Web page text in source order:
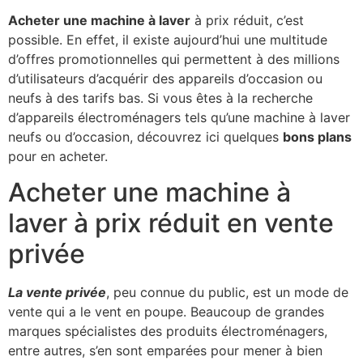
Acheter une machine à laver à prix réduit, c’est
possible. En effet, il existe aujourd’hui une multitude
d’offres promotionnelles qui permettent à des millions
d’utilisateurs d’acquérir des appareils d’occasion ou
neufs à des tarifs bas. Si vous êtes à la recherche
d’appareils électroménagers tels qu’une machine à laver
neufs ou d’occasion, découvrez ici quelques bons plans
pour en acheter.
Acheter une machine à
laver à prix réduit en vente
privée
La vente privée, peu connue du public, est un mode de
vente qui a le vent en poupe. Beaucoup de grandes
marques spécialistes des produits électroménagers,
entre autres, s’en sont emparées pour mener à bien